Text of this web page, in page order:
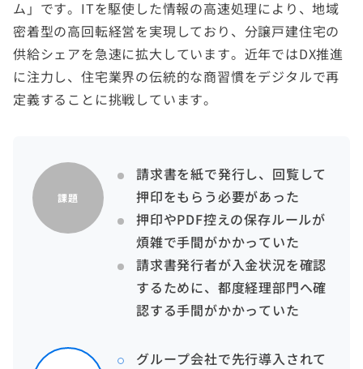
ム」です。ITを駆使した情報の高速処理により、地域
密着型の高回転経営を実現しており、分譲戸建住宅の
供給シェアを急速に拡大しています。近年ではDX推進
に注力し、住宅業界の伝統的な商習慣をデジタルで再
定義することに挑戦しています。
課題
請求書を紙で発行し、回覧して
押印をもらう必要があった
押印やPDF控えの保存ルールが
煩雑で手間がかかっていた
請求書発行者が入金状況を確認
するために、都度経理部門へ確
認する手間がかかっていた
グループ会社で先行導入されて